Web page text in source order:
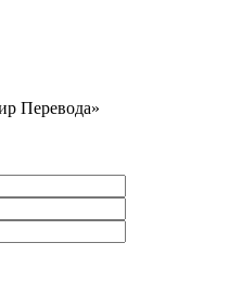
Перевода»